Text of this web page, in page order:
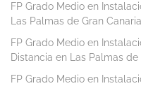
FP Grado Medio en
Las Palmas de Gran Canaria
FP Grado Medio en
Distancia en Las Palmas de
FP Grado Medio en